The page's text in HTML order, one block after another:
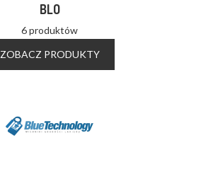
BLO
6 produktów
ZOBACZ PRODUKTY